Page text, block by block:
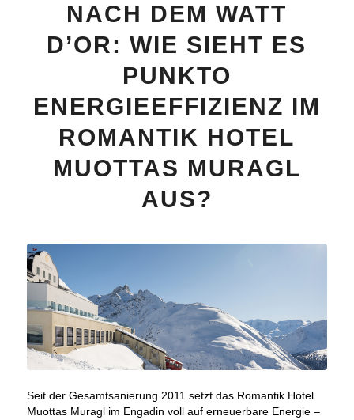
NACH DEM WATT
D’OR: WIE SIEHT ES
PUNKTO
ENERGIEEFFIZIENZ IM
ROMANTIK HOTEL
MUOTTAS MURAGL
AUS?
Seit der Gesamtsanierung 2011 setzt das Romantik Hotel
Muottas Muragl im Engadin voll auf erneuerbare Energie –